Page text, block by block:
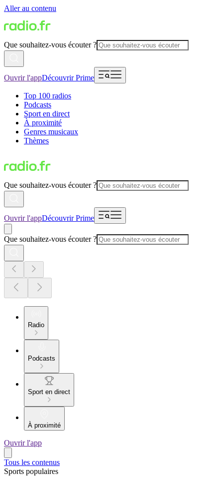
Aller au contenu
Que souhaitez-vous écouter ?
Ouvrir l'appDécouvrir Prime
Top 100 radios
Podcasts
Sport en direct
À proximité
Genres musicaux
Thèmes
Que souhaitez-vous écouter ?
Ouvrir l'appDécouvrir Prime
Que souhaitez-vous écouter ?
Radio
Podcasts
Sport en direct
À proximité
Ouvrir l'app
Tous les contenus
Sports populaires